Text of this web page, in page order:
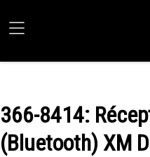
366-8414:
(Bluetooth) XM